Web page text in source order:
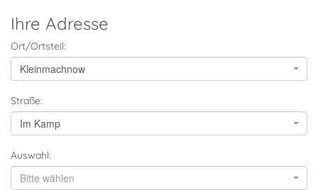
Ihre Adresse
Ort/Ortsteil:
Kleinmachnow
Straße:
Im Kamp
Auswahl:
Bitte wählen